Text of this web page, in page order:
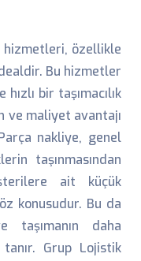
hizmetleri, özellikle
Bu hizmetler
bir taşımacılık
ve maliyet avantajı
nakliye, genel
taşınmasından
ait küçük
konusudur. Bu da
taşımanın daha
Grup Lojistik